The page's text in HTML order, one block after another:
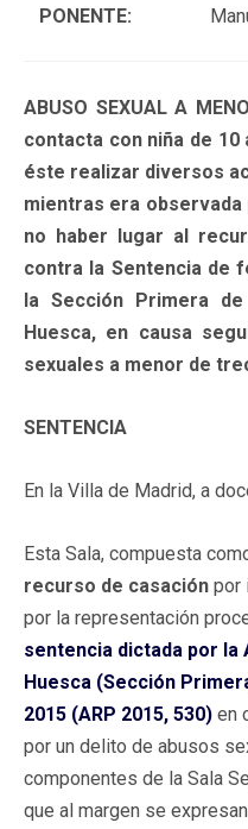
PONENTE:
ABUSO SEXUAL A
contacta con niña de
éste realizar diversos
mientras era observada
no haber lugar al
contra la Sentencia de
la Sección Primera
Huesca, en causa
sexuales a menor de
SENTENCIA
En la Villa de Madrid, a
Esta Sala, compuesta
recurso de casación por
por la representación
sentencia dictada por la
Huesca (Sección
2015 (ARP 2015, 530) en
por un delito de abusos
componentes de la Sala
que al margen se